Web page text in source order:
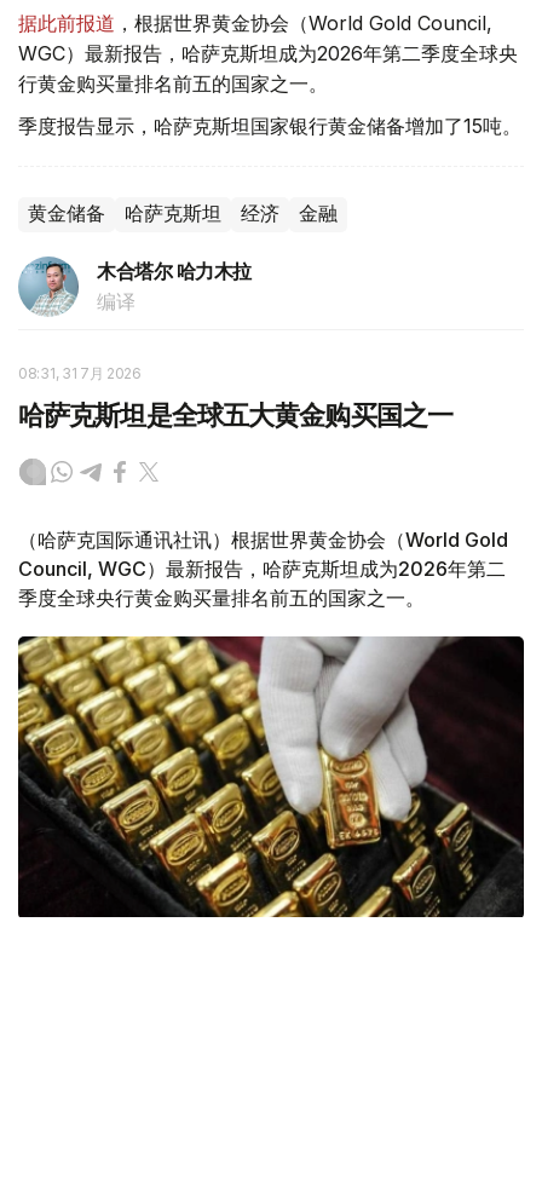
据此前报道 ，根据世界黄金协会（World Gold Council,
WGC）最新报告，哈萨克斯坦成为2026年第二季度全球央
行黄金购买量排名前五的国家之一。
季度报告显示，哈萨克斯坦国家银行黄金储备增加了15吨。
黄金储备 哈萨克斯坦 经济 金融
木合塔尔 哈力木拉
编译
08:31, 31 7月 2026
哈萨克斯坦是全球五大黄金购买国之一
（哈萨克国际通讯社讯）根据世界黄金协会（World Gold
Council, WGC）最新报告，哈萨克斯坦成为2026年第二
季度全球央行黄金购买量排名前五的国家之一。